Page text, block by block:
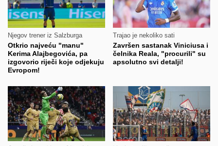
Njegov trener iz Salzburga
Otkrio najveću "manu"
Kerima Alajbegovića, pa
izgovorio riječi koje odjekuju
Evropom!
Trajao je nekoliko sati
Završen sastanak Viniciusa i
čelnika Reala, "procurili" su
apsolutno svi detalji!